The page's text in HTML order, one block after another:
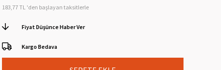
183,77 TL 'den başlayan taksitlerle
Fiyat Düşünce Haber Ver
Kargo Bedava